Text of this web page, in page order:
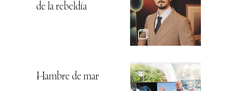
de la rebeldía
Hambre de mar